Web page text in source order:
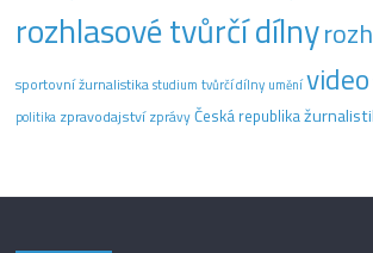
rozhlasové tvůrčí dílny
sportovní žurnalistika studium tvůrčí dílny uměnívideo
politika zpravodajstvízprávyČeská republika